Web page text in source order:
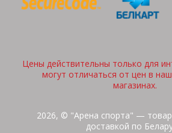
Цены действительны только для
могут отличаться от цен в
магазинах.
2026, © "Арена спорта" —
доставкой по